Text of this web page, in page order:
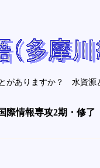
りますか？ 水資
際情報専攻2期・修